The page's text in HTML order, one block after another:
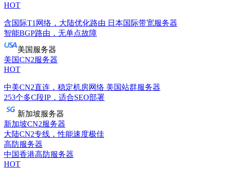
HOT
含国际T1网络，大陆优化路由 日本国际带宽服务器
智能BGP路由，无单点故障
美国服务器
美国CN2服务器
HOT
中美CN2直连，稳定机房网络 美国站群服务器
253个多C段IP，适合SEO部署
新加坡服务器
新加坡CN2服务器
大陆CN2专线，性能速度极佳
高防服务器
中国香港高防服务器
HOT